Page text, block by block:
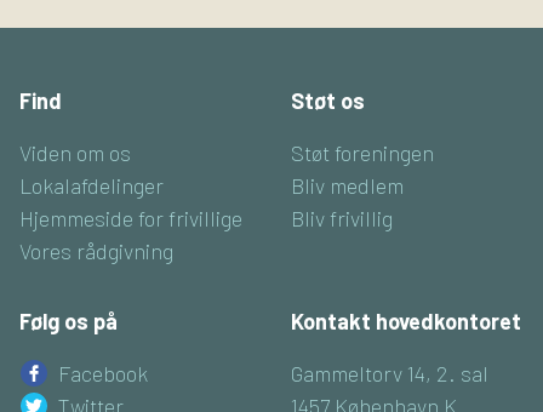
Find
Viden om os
Lokalafdelinger
Hjemmeside for frivillige
Vores rådgivning
Støt os
Støt foreningen
Bliv medlem
Bliv frivillig
Følg os på
Facebook
Twitter
Kontakt hovedkontoret
Gammeltorv 14, 2. sal
1457 København K